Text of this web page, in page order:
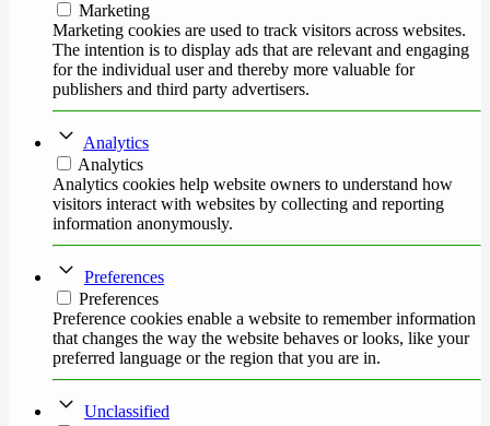
Marketing
Marketing cookies are used to track visitors across websites.
The intention is to display ads that are relevant and engaging
for the individual user and thereby more valuable for
publishers and third party advertisers.
Analytics
Analytics
Analytics cookies help website owners to understand how
visitors interact with websites by collecting and reporting
information anonymously.
Preferences
Preferences
Preference cookies enable a website to remember information
that changes the way the website behaves or looks, like your
preferred language or the region that you are in.
Unclassified